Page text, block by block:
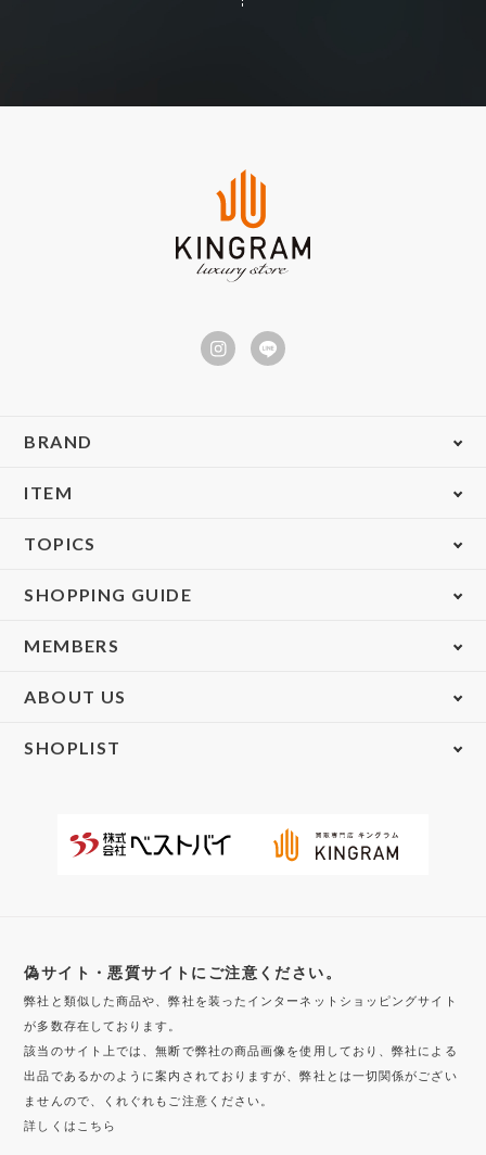
BRAND
ITEM
TOPICS
SHOPPING GUIDE
MEMBERS
ABOUT US
SHOPLIST
偽サイト・悪質サイトにご注意ください。
弊社と類似した商品や、弊社を装ったインターネットショッピングサイト
が多数存在しております。
該当のサイト上では、無断で弊社の商品画像を使用しており、弊社による
出品であるかのように案内されておりますが、弊社とは一切関係がござい
ませんので、くれぐれもご注意ください。
詳しくはこちら